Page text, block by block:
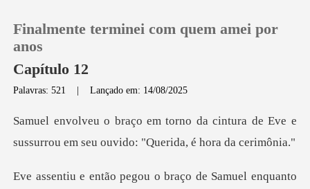
Loja
Histórico
Finalmente terminei com quem amei por
anos
Capítulo 12
Palavras: 521 |Lançado em: 14/08/2025
cintura de Eve e
sussurrou em seu ou
el enquanto